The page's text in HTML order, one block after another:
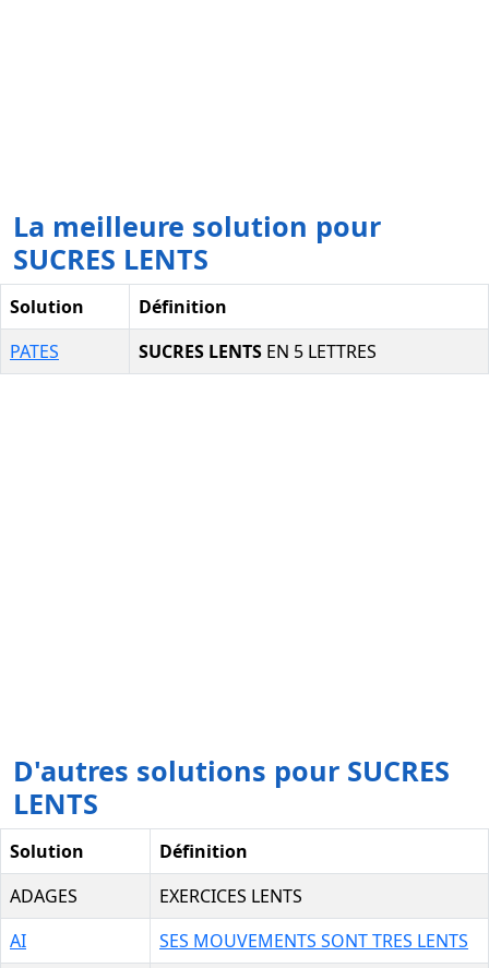
La meilleure solution pour
SUCRES LENTS
Solution
Définition
PATES
SUCRES LENTS EN 5 LETTRES
D'autres solutions pour SUCRES
LENTS
Solution
Définition
ADAGES
EXERCICES LENTS
AI
SES MOUVEMENTS SONT TRES LENTS